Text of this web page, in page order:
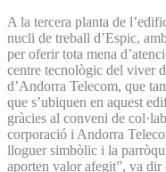
A la tercera planta de
nucli de treball d’Espic,
per oferir tota mena
centre tecnològic del viver
d’Andorra Telecom, que
que s’ubiquen en aquest
gràcies al conveni de
corporació i Andorra
lloguer simbòlic i la
aporten valor afegit”, va